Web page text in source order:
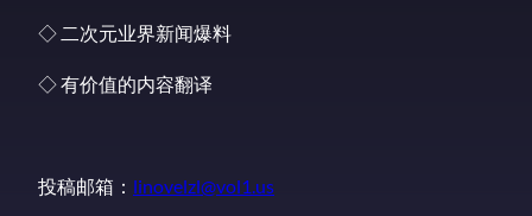
◇ 二次元业界新闻爆料
◇ 有价值的内容翻译
投稿邮箱： linovelzl@vol1.us